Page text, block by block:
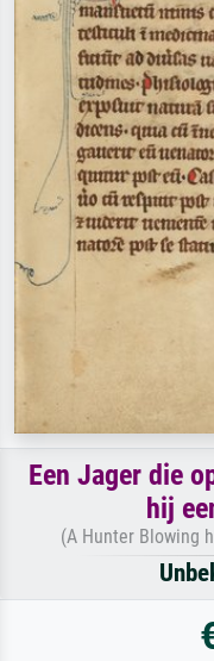
Een Jager die
hij
(A Hunter Blowing